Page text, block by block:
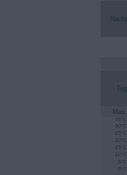
Nacht
Tag
Max.
0°C
5°C
10°C
15°C
20°C
25°C
30°C
35°C